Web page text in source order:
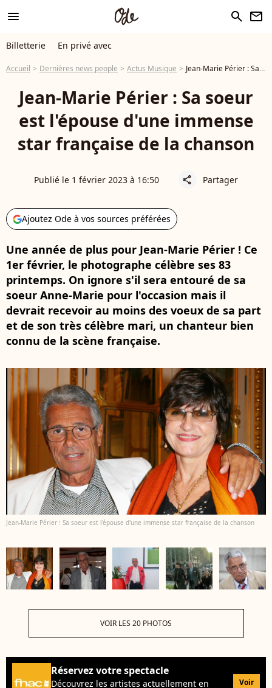
menu search newsletter
Billetterie En privé avec
Accueil Dernières news people Actus Musique Jean-Marie Périer : Sa soeur est l'épouse d'une immense star française de la chanson
Jean-Marie Périer : Sa soeur
est l'épouse d'une immense
star française de la chanson
Publié le 1 février 2023 à 16:50 share Partager
Ajoutez Ode à vos sources préférées
Une année de plus pour Jean-Marie Périer ! Ce
1er février, le photographe célèbre ses 83
printemps. On ignore s'il sera entouré de sa
soeur Anne-Marie pour l'occasion mais il
devrait recevoir au moins des voeux de sa part
et de son très célèbre mari, un chanteur bien
connu de la scène française.
Jean-Marie Périer : Sa soeur est l'épouse d'une immense star française de la chanson
VOIR LES 20 PHOTOS
Réservez votre spectacle
Découvrez les artistes actuellement en
Voir